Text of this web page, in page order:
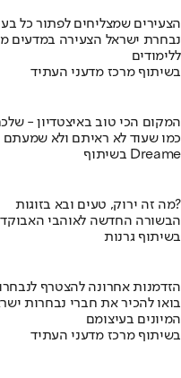
הצעירים שמצליחים לפתור כל
נבחרת ישראל הצעירה במדעים
ללימודים
בשיתוף מרכז מדעני העתיד
המקום הכי טוב באיצטדיון -
המונדיאל עם מסכי Dreame - כמו שעוד לא ראיתם ולא שמעתם
בשיתוף Dreame
מה זה ירוק, טעים ובא בזוגות?
הבשורה החדשה לאוהבי
בשיתוף גרנות
הזדמנות אחרונה להצטרף
בואו להכיר את חברי נבחרות
המיונים בעיצומם
בשיתוף מרכז מדעני העתיד